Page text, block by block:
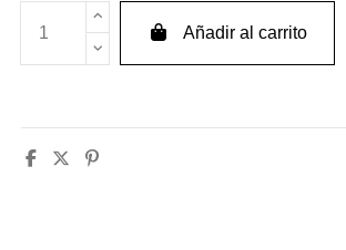
Añadir al carrito